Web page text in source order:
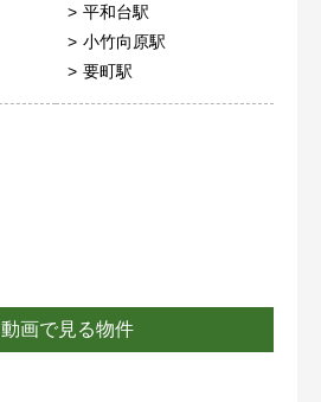
平和台駅
小竹向原駅
要町駅
動画で見る物件